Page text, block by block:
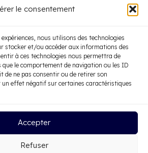
le consentement
nous utilisons des technologies
stocker et/ou accéder aux informations des
à ces technologies nous permettra de
le comportement de navigation ou les ID
de ne pas consentir ou de retirer son
effet négatif sur certaines caractéristiques
Accepter
Refuser
sommes-nous
Nos prestations
Blog